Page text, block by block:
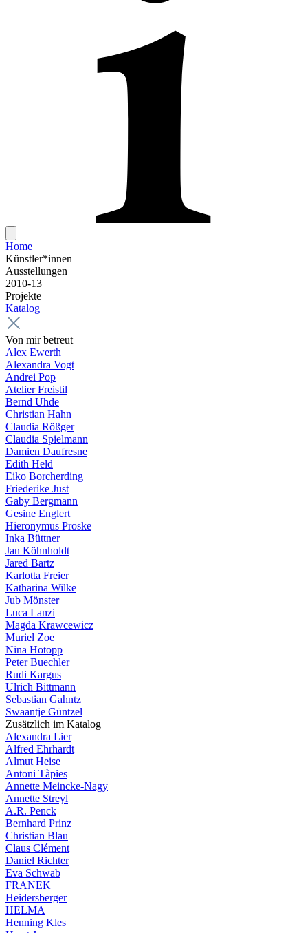
Home
Künstler*innen
Ausstellungen
2010-13
Projekte
Katalog
Von mir betreut
Alex Ewerth
Alexandra Vogt
Andrei Pop
Atelier Freistil
Bernd Uhde
Christian Hahn
Claudia Rößger
Claudia Spielmann
Damien Daufresne
Edith Held
Eiko Borcherding
Friederike Just
Gaby Bergmann
Gesine Englert
Hieronymus Proske
Inka Büttner
Jan Köhnholdt
Jared Bartz
Karlotta Freier
Katharina Wilke
Jub Mönster
Luca Lanzi
Magda Krawcewicz
Muriel Zoe
Nina Hotopp
Peter Buechler
Rudi Kargus
Ulrich Bittmann
Sebastian Gahntz
Swaantje Güntzel
Zusätzlich im Katalog
Alexandra Lier
Alfred Ehrhardt
Almut Heise
Antoni Tàpies
Annette Meincke-Nagy
Annette Streyl
A.R. Penck
Bernhard Prinz
Christian Blau
Claus Clément
Daniel Richter
Eva Schwab
FRANEK
Heidersberger
HELMA
Henning Kles